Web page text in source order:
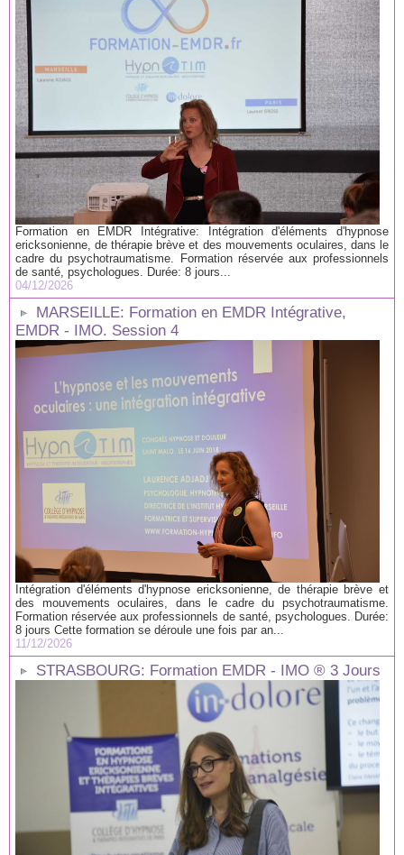
Formation en EMDR Intégrative: Intégration d'éléments d'hypnose
ericksonienne, de thérapie brève et des mouvements oculaires, dans le
cadre du psychotraumatisme. Formation réservée aux professionnels
de santé, psychologues. Durée: 8 jours...
04/12/2026
MARSEILLE: Formation en EMDR Intégrative,
EMDR - IMO. Session 4
Intégration d'éléments d'hypnose ericksonienne, de thérapie brève et
des mouvements oculaires, dans le cadre du psychotraumatisme.
Formation réservée aux professionnels de santé, psychologues. Durée:
8 jours Cette formation se déroule une fois par an...
11/12/2026
STRASBOURG: Formation EMDR - IMO ® 3 Jours